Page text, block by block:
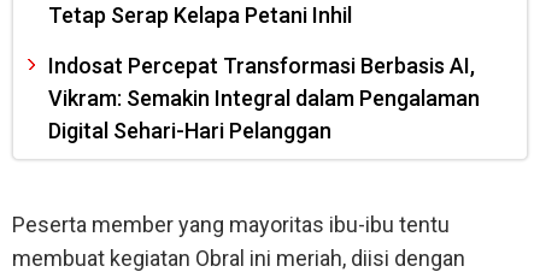
Tetap Serap Kelapa Petani Inhil
Indosat Percepat Transformasi Berbasis AI,
Vikram: Semakin Integral dalam Pengalaman
Digital Sehari-Hari Pelanggan
Peserta member yang mayoritas ibu-ibu tentu
membuat kegiatan Obral ini meriah, diisi dengan